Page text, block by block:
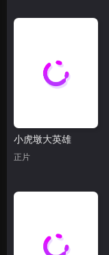
小虎墩大英雄
正片